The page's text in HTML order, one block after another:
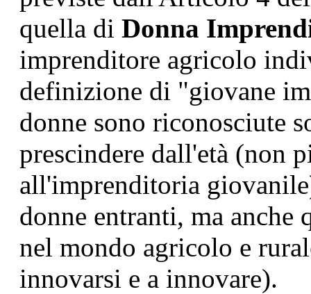
quella di Donna
imprenditore agricolo
definizione di "giovane
donne sono riconosciute
prescindere dall'età (non
all'imprenditoria
donne entranti, ma
nel mondo agricolo e
innovarsi e a innovare).